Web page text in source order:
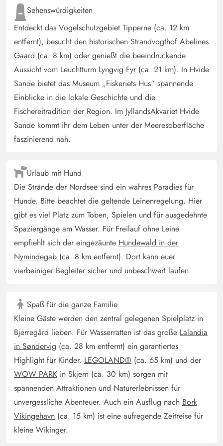
Jesper Breitenstein
Danmark
KI Übersetzt (Original anzeigen)
Schönes Haus mit gemütlicher offener Küche. Gute
Zimmer. Gemütliche Terrasse und genug Rasen, dass der
Hund sein Geschäft erledigen kann :)
Carola Feldmann
Deutschland
5 von 5
5 von 5
5 out of 506/10/2024
Gemütliches Ferienhaus für bis zu 4 Personen mit Hund.
Wiese ist samt Terrasse eingezäunt und daher super für
Hundehalter. Außerdem kann man auch bei kühlerem
Wetter windgeschützt sitzen und die Möbel sind sehr
bequem. Ein kleiner Grill, Wäscheständer, Sonnenschirm
und Sonnenliegen sind vorhanden. Die Küche ist sehr
gut ausgestattet, Kaffeemaschine, Wasserkocher,
Mikrowelle, Spülmaschine, Kühlschrank mit Gefrierfach,
alles in sehr gutem Zustand. Auch das Badezimmer mit
schöner Dusche, Waschmaschine und Trockner, sowie
und mit mittelgroßem Hund sehr wohl gefühlt. Auch die
Spazierwege direkt vor der Haustür in die Dünen bzw.
Heidelandschaft und zum herrlichen Strand, waren
einfach toll.
Gast
Deutschland
4.5 von 5
4.5 out of 5
Ein typisches dänisches Ferienhaus, dass sehr gut
durchdacht gebaut wurde. Ein renovierungsstau besteht
nicht. Alles ist funktionabel und das Doppelbett
Sehenswürdigkeiten
Entdeckt das Vogelschutzgebiet Tipperne (ca. 12 km
entfernt), besucht den historischen Strandvogthof Abelines
Gaard (ca. 8 km) oder genießt die beeindruckende
Aussicht vom Leuchtturm Lyngvig Fyr (ca. 21 km). In Hvide
Sande bietet das Museum „Fiskeriets Hus“ spannende
Einblicke in die lokale Geschichte und die
Fischereitradition der Region. Im JyllandsAkvariet Hvide
Sande kommt ihr dem Leben unter der Meeresoberfläche
faszinierend nah.
Urlaub mit Hund
Die Strände der Nordsee sind ein wahres Paradies für
Hunde. Bitte beachtet die geltende Leinenregelung. Hier
gibt es viel Platz zum Toben, Spielen und für ausgedehnte
Spaziergänge am Wasser. Für Freilauf ohne Leine
empfiehlt sich der eingezäunte Hundewald in der
Nymindegab (ca. 8 km entfernt). Dort kann euer
vierbeiniger Begleiter sicher und unbeschwert laufen.
Spaß für die ganze Familie
Kleine Gäste werden den zentral gelegenen Spielplatz in
Bjerregård lieben. Für Wasserratten ist das große Lalandia
in Søndervig (ca. 28 km entfernt) ein garantiertes
Highlight für Kinder. LEGOLAND® (ca. 65 km) und der
WOW PARK in Skjern (ca. 30 km) sorgen mit
spannenden Attraktionen und Naturerlebnissen für
unvergessliche Abenteuer. Auch ein Ausflug nach Bork
Vikingehavn (ca. 15 km) ist eine aufregende Zeitreise für
kleine Wikinger.